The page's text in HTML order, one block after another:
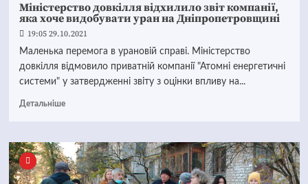
Міністерство довкілля відхилило звіт компанії,
яка хоче видобувати уран на Дніпропетровщині
19:05 29.10.2021
Маленька перемога в урановій справі. Міністерство
довкілля відмовило приватній компанії "Атомні енергетичні
системи" у затвердженні звіту з оцінки впливу на...
Детальніше